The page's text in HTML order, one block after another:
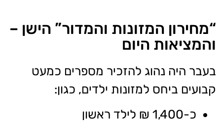
“מחירון המזונות והמדור” הישן –
והמציאות היום
בעבר היה נהוג להזכיר מספרים כמעט
קבועים ביחס למזונות ילדים, כגון:
כ-1,400 ₪ לילד ראשון